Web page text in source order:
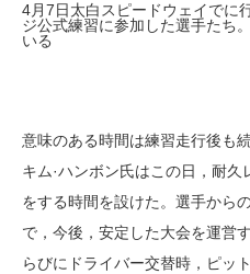
4月7日太白スピードウェイでに
ジ公式練習に参加した選手たち
いる
意味のある時間は練習走行後も
キム·ハンボン氏はこの日，耐
をする時間を設けた。選手から
で，今後，安定した大会を運営
らびにドライバー交替時，ピッ